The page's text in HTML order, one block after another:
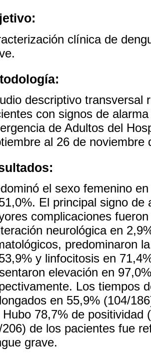
clínica de
descriptivo transversal
con signos de
de Adultos del
al 26 de noviembre
el sexo femenino
El principal signo
complicaciones
neurológica en
predominaron
y linfocitosis en
elevación en
Los tiempos
en 55,9% (104/
Hubo 78,7% de positividad
206) de los pacientes fue
grave.